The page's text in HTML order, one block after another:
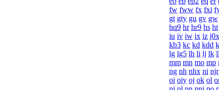
fw fww fx fxi
gt gty gu gv gw
hq9 hr hr9 hs ht
iu iv iw ix iz j0x
kb3 kc kd kdd
lg lg5 lh li lj lk
mm mn mo mp
ng nh nhx ni njr
oi oiy oj ok ol